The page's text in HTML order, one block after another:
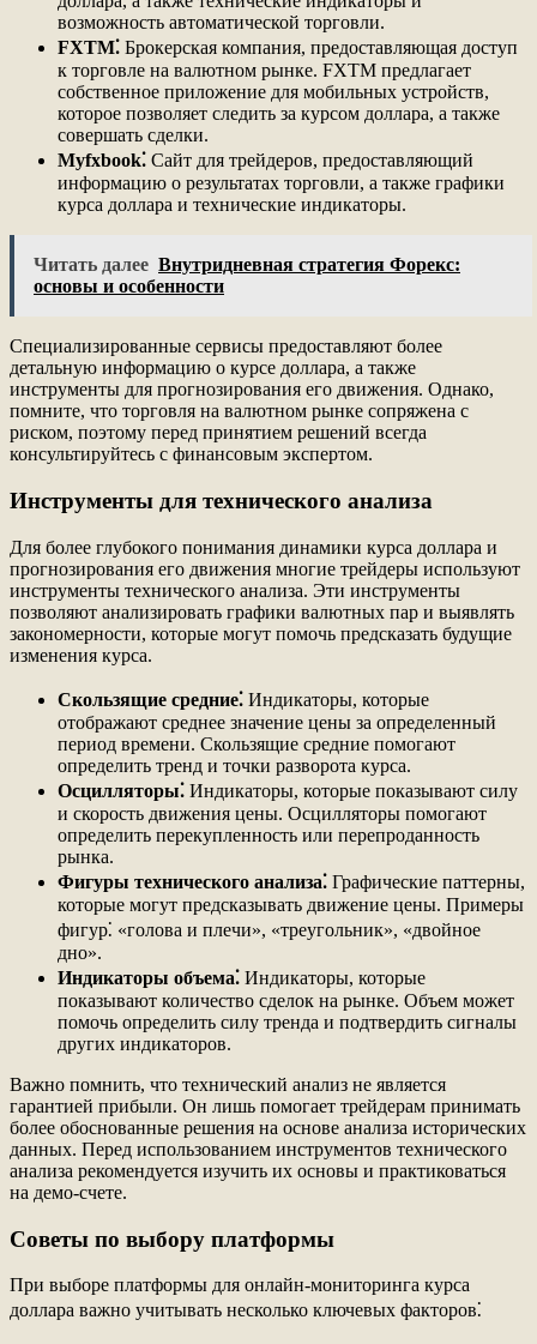
возможность автоматической торговли.
FXTM⁚ Брокерская компания, предоставляющая доступ
к торговле на валютном рынке. FXTM предлагает
собственное приложение для мобильных устройств,
которое позволяет следить за курсом доллара, а также
совершать сделки.
Myfxbook⁚ Сайт для трейдеров, предоставляющий
информацию о результатах торговли, а также графики
курса доллара и технические индикаторы.
Читать далее Внутридневная стратегия Форекс:
основы и особенности
Специализированные сервисы предоставляют более
детальную информацию о курсе доллара, а также
инструменты для прогнозирования его движения. Однако,
помните, что торговля на валютном рынке сопряжена с
риском, поэтому перед принятием решений всегда
консультируйтесь с финансовым экспертом.
Инструменты для технического анализа
Для более глубокого понимания динамики курса доллара и
прогнозирования его движения многие трейдеры используют
инструменты технического анализа. Эти инструменты
позволяют анализировать графики валютных пар и выявлять
закономерности, которые могут помочь предсказать будущие
изменения курса.
Скользящие средние⁚ Индикаторы, которые
отображают среднее значение цены за определенный
период времени. Скользящие средние помогают
определить тренд и точки разворота курса.
Осцилляторы⁚ Индикаторы, которые показывают силу
и скорость движения цены. Осцилляторы помогают
определить перекупленность или перепроданность
рынка.
Фигуры технического анализа⁚ Графические паттерны,
которые могут предсказывать движение цены. Примеры
фигур⁚ «голова и плечи», «треугольник», «двойное
дно».
Индикаторы объема⁚ Индикаторы, которые
показывают количество сделок на рынке. Объем может
помочь определить силу тренда и подтвердить сигналы
других индикаторов.
Важно помнить, что технический анализ не является
гарантией прибыли. Он лишь помогает трейдерам принимать
более обоснованные решения на основе анализа исторических
данных. Перед использованием инструментов технического
анализа рекомендуется изучить их основы и практиковаться
на демо-счете.
Советы по выбору платформы
При выборе платформы для онлайн-мониторинга курса
доллара важно учитывать несколько ключевых факторов⁚